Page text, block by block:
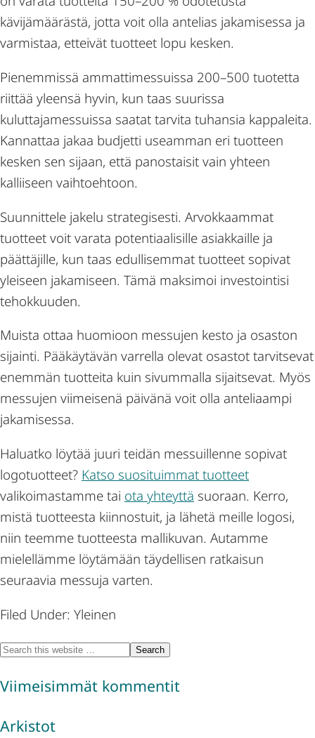
kävijämäärästä, jotta voit olla antelias jakamisessa ja
varmistaa, etteivät tuotteet lopu kesken.
Pienemmissä ammattimessuissa 200–500 tuotetta
riittää yleensä hyvin, kun taas suurissa
kuluttajamessuissa saatat tarvita tuhansia kappaleita.
Kannattaa jakaa budjetti useamman eri tuotteen
kesken sen sijaan, että panostaisit vain yhteen
kalliiseen vaihtoehtoon.
Suunnittele jakelu strategisesti. Arvokkaammat
tuotteet voit varata potentiaalisille asiakkaille ja
päättäjille, kun taas edullisemmat tuotteet sopivat
yleiseen jakamiseen. Tämä maksimoi investointisi
tehokkuuden.
Muista ottaa huomioon messujen kesto ja osaston
sijainti. Pääkäytävän varrella olevat osastot tarvitsevat
enemmän tuotteita kuin sivummalla sijaitsevat. Myös
messujen viimeisenä päivänä voit olla anteliaampi
jakamisessa.
Haluatko löytää juuri teidän messuillenne sopivat
logotuotteet? Katso suosituimmat tuotteet
valikoimastamme tai ota yhteyttä suoraan. Kerro,
mistä tuotteesta kiinnostuit, ja lähetä meille logosi,
niin teemme tuotteesta mallikuvan. Autamme
mielellämme löytämään täydellisen ratkaisun
seuraavia messuja varten.
Filed Under: Yleinen
Viimeisimmät kommentit
Arkistot